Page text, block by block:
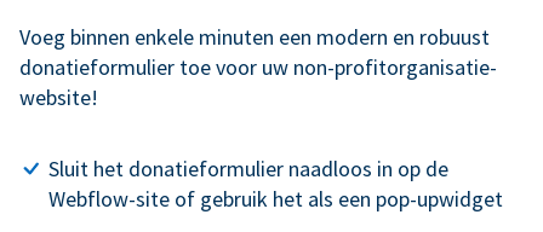
Voeg binnen enkele minuten een modern en robuust
donatieformulier toe voor uw non-profitorganisatie-
website!
Sluit het donatieformulier naadloos in op de
Webflow-site of gebruik het als een pop-upwidget